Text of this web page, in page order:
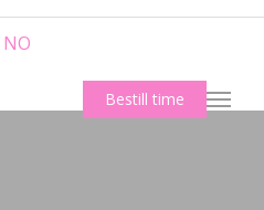
NO
Bestill time Meny